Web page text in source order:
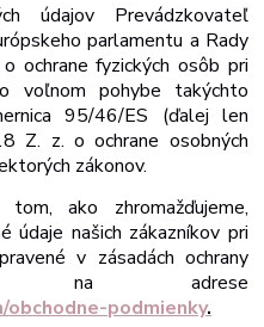
údajov Prevádzkovateľ
parlamentu a Rady
ochrane fyzických osôb pri
o voľnom pohybe takýchto
95/46/ES (ďalej len
Z. z. o ochrane osobných
zákonov.
ako zhromažďujeme,
údaje našich zákazníkov pri
v zásadách ochrany
na adrese
podmienky.